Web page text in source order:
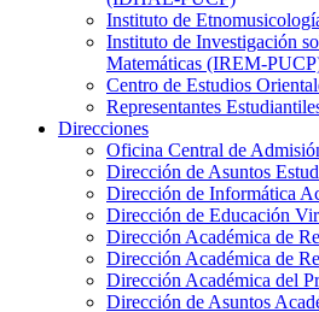
Instituto de
Instituto de Investigación
Matemáticas (IREM-
Centro de Estudios
Representantes
Direcciones
Oficina Central de
Dirección de Asuntos
Dirección de Informática
Dirección de Educación
Dirección Académica de
Dirección Académica de
Dirección Académica del
Dirección de Asuntos